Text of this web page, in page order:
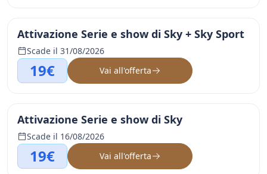
Attivazione Serie e show di Sky + Sky Sport
Scade il 31/08/2026
19€ Vai all'offerta
Attivazione Serie e show di Sky
Scade il 16/08/2026
19€ Vai all'offerta